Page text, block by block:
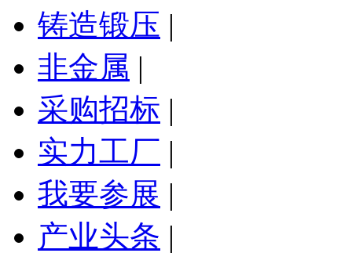
铸造锻压 |
非金属 |
采购招标 |
实力工厂 |
我要参展 |
产业头条 |